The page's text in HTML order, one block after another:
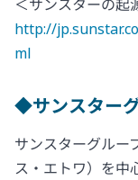
＜サンスターの起
http://
ml
◆サンスター
サンスターグルー
ス・エトワ）を中